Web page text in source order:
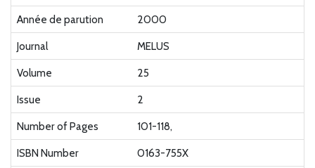
Année de parution
2000
Journal
MELUS
Volume
25
Issue
2
Number of Pages
101-118,
ISBN Number
0163-755X